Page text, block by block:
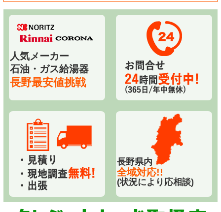
人気メーカー
石油・ガス給湯器
長野最安値挑戦
長野県内
全域対応!!
(状況により応相談)